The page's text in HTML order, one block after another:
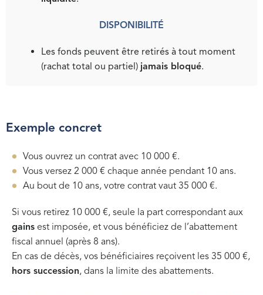
DISPONIBILITÉ
Les fonds peuvent être retirés à tout moment
(rachat total ou partiel) jamais bloqué.
Exemple concret
Vous ouvrez un contrat avec 10 000 €.
Vous versez 2 000 € chaque année pendant 10 ans.
Au bout de 10 ans, votre contrat vaut 35 000 €.
Si vous retirez 10 000 €, seule la part correspondant aux
gains est imposée, et vous bénéficiez de l’abattement
fiscal annuel (après 8 ans).
En cas de décès, vos bénéficiaires reçoivent les 35 000 €,
hors succession, dans la limite des abattements.